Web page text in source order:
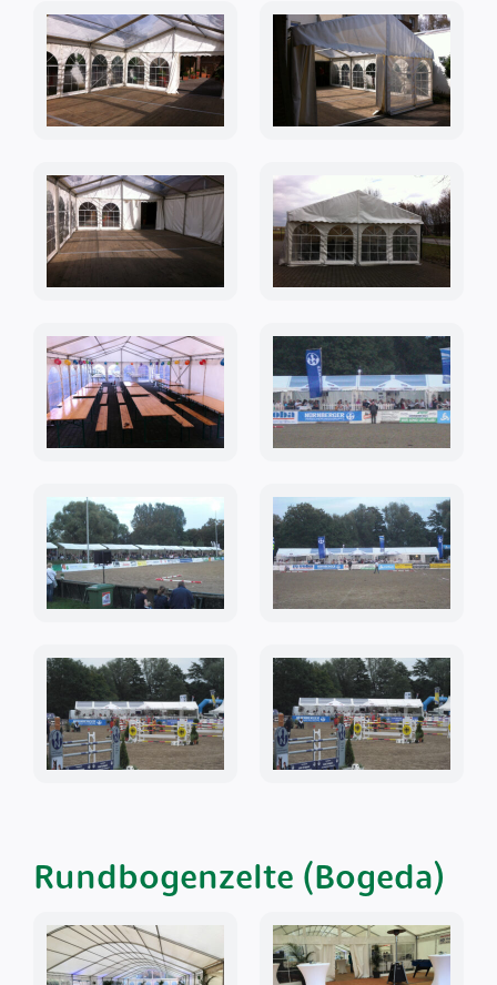
Rundbogenzelte (Bogeda)